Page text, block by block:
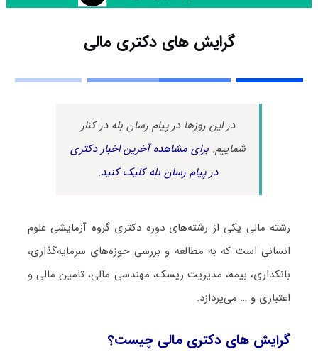
گرایش های دکتری ﻣﺎلی
در این روزها در پیام رسان بله در کنار
شماییم.برای مشاهده آخرین اخبار دکتری
در پیام رسان بله کلیک کنید.
رشته ﻣﺎلی یکی از رشته‌های دوره دکتری گروه آزمایشی علوم
انسانی است که به مطالعه و بررسی حوزه‌های سرمایه‌گذاری،
بانکداری، بیمه، مدیریت ریسک، مهندسی مالی، تامین مالی و
اعتباری و … می‌پردازد.
گرایش های دکتری ﻣﺎلی چیست؟